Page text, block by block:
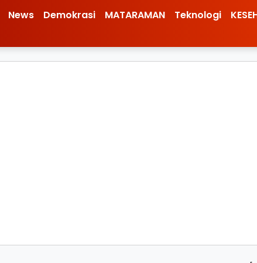
News Demokrasi MATARAMAN Teknologi